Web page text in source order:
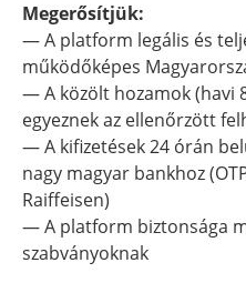
Megerősítjük:
— A platform legális és
működőképes
— A közölt hozamok (havi
egyeznek az ellenőrzött
— A kifizetések 24 órán
nagy magyar bankhoz
Raiffeisen)
— A platform biztonsága
szabványoknak